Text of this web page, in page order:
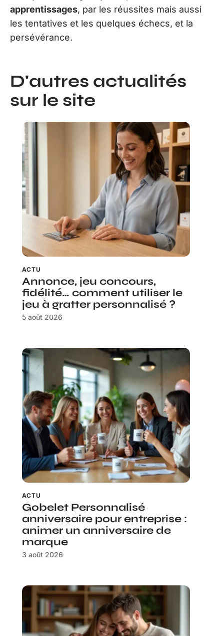
apprentissages, par les réussites mais aussi
les tentatives et les quelques échecs, et la
persévérance.
D'autres actualités
sur le site
ACTU
Annonce, jeu concours,
fidélité… comment utiliser le
jeu à gratter personnalisé ?
5 août 2026
ACTU
Gobelet Personnalisé
anniversaire pour entreprise :
animer un anniversaire de
marque
3 août 2026